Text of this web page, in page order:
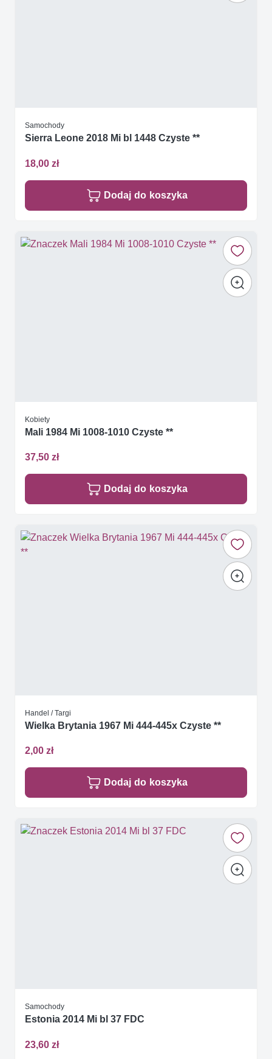
Samochody
Sierra Leone 2018 Mi bl 1448 Czyste **
18,00 zł
Dodaj do koszyka
Kobiety
Mali 1984 Mi 1008-1010 Czyste **
37,50 zł
Dodaj do koszyka
Handel / Targi
Wielka Brytania 1967 Mi 444-445x Czyste **
2,00 zł
Dodaj do koszyka
Samochody
Estonia 2014 Mi bl 37 FDC
23,60 zł